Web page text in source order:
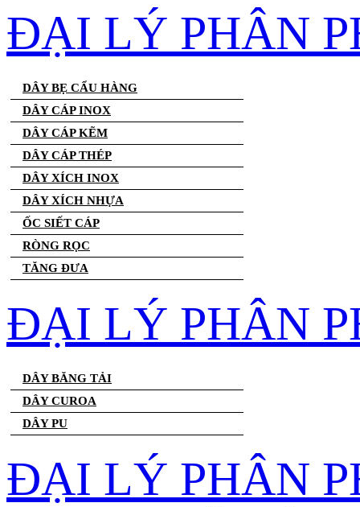
ĐẠI LÝ PHÂN
DÂY BẸ CẨU HÀNG
DÂY CÁP INOX
DÂY CÁP KẼM
DÂY CÁP THÉP
DÂY XÍCH INOX
DÂY XÍCH NHỰA
ỐC SIẾT CÁP
RÒNG RỌC
TĂNG ĐƯA
ĐẠI LÝ PHÂN
DÂY BĂNG TẢI
DÂY CUROA
DÂY PU
ĐẠI LÝ PHÂN